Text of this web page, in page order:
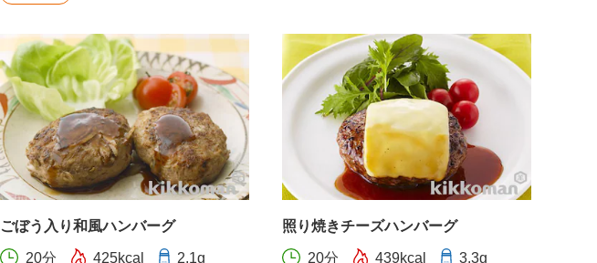
ごぼう入り和風ハンバーグ
20分 425kcal 2.1g
照り焼きチーズハンバーグ
20分 439kcal 3.3g